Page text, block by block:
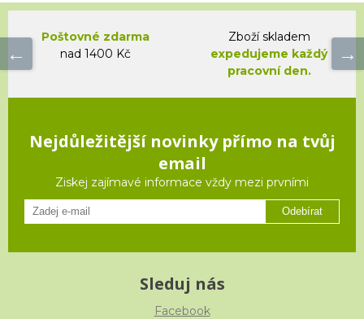
Poštovné zdarma
nad 1400 Kč
Zboží skladem
expedujeme každý
pracovní den.
Nejdůležitější novinky přímo na tvůj
email
Ziskej zajímavé informace vždy mezi prvními
Odebírat
Sleduj nás
Facebook